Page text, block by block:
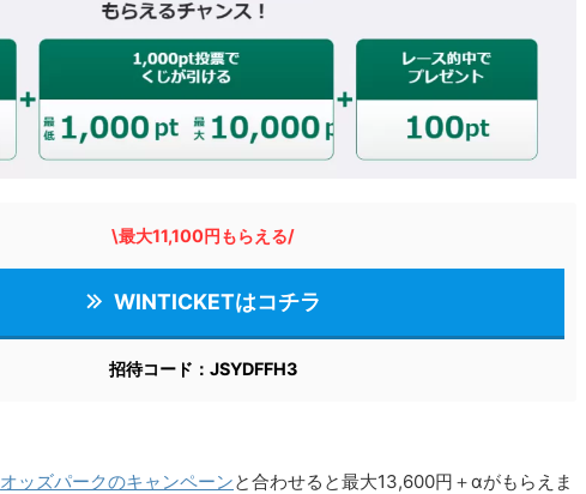
\最大11,100円もらえる/
WINTICKETはコチラ
招待コード：JSYDFFH3
オッズパークのキャンペーンと合わせると最大13,600円＋αがもらえま